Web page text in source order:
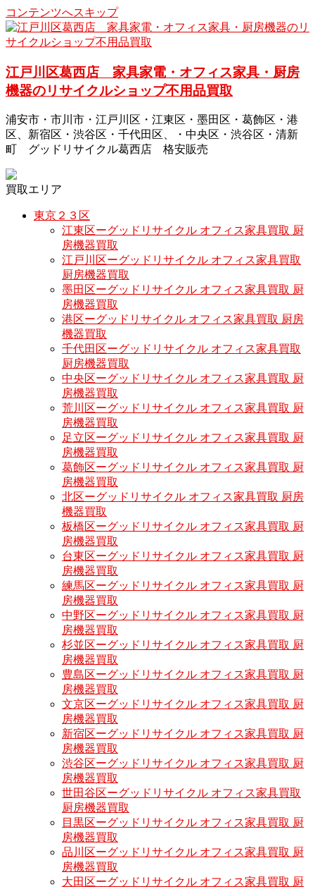
コンテンツへスキップ
江戸川区葛西店 家具家電・オフィス家具・厨房
機器のリサイクルショップ不用品買取
浦安市・市川市・江戸川区・江東区・墨田区・葛飾区・港
区、新宿区・渋谷区・千代田区、・中央区・渋谷区・清新
町 グッドリサイクル葛西店 格安販売
買取エリア
東京２３区
江東区ーグッドリサイクル オフィス家具買取 厨
房機器買取
江戸川区ーグッドリサイクル オフィス家具買取
厨房機器買取
墨田区ーグッドリサイクル オフィス家具買取 厨
房機器買取
港区ーグッドリサイクル オフィス家具買取 厨房
機器買取
千代田区ーグッドリサイクル オフィス家具買取
厨房機器買取
中央区ーグッドリサイクル オフィス家具買取 厨
房機器買取
荒川区ーグッドリサイクル オフィス家具買取 厨
房機器買取
足立区ーグッドリサイクル オフィス家具買取 厨
房機器買取
葛飾区ーグッドリサイクル オフィス家具買取 厨
房機器買取
北区ーグッドリサイクル オフィス家具買取 厨房
機器買取
板橋区ーグッドリサイクル オフィス家具買取 厨
房機器買取
台東区ーグッドリサイクル オフィス家具買取 厨
房機器買取
練馬区ーグッドリサイクル オフィス家具買取 厨
房機器買取
中野区ーグッドリサイクル オフィス家具買取 厨
房機器買取
杉並区ーグッドリサイクル オフィス家具買取 厨
房機器買取
豊島区ーグッドリサイクル オフィス家具買取 厨
房機器買取
文京区ーグッドリサイクル オフィス家具買取 厨
房機器買取
新宿区ーグッドリサイクル オフィス家具買取 厨
房機器買取
渋谷区ーグッドリサイクル オフィス家具買取 厨
房機器買取
世田谷区ーグッドリサイクル オフィス家具買取
厨房機器買取
目黒区ーグッドリサイクル オフィス家具買取 厨
房機器買取
品川区ーグッドリサイクル オフィス家具買取 厨
房機器買取
大田区ーグッドリサイクル オフィス家具買取 厨